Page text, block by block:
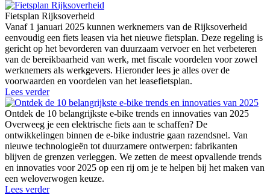
Fietsplan Rijksoverheid
Vanaf 1 januari 2025 kunnen werknemers van de Rijksoverheid
eenvoudig een fiets leasen via het nieuwe fietsplan. Deze regeling is
gericht op het bevorderen van duurzaam vervoer en het verbeteren
van de bereikbaarheid van werk, met fiscale voordelen voor zowel
werknemers als werkgevers. Hieronder lees je alles over de
voorwaarden en voordelen van het leasefietsplan.
Lees verder
Ontdek de 10 belangrijkste e-bike trends en innovaties van 2025
Overweeg je een elektrische fiets aan te schaffen? De
ontwikkelingen binnen de e-bike industrie gaan razendsnel. Van
nieuwe technologieën tot duurzamere ontwerpen: fabrikanten
blijven de grenzen verleggen. We zetten de meest opvallende trends
en innovaties voor 2025 op een rij om je te helpen bij het maken van
een weloverwogen keuze.
Lees verder